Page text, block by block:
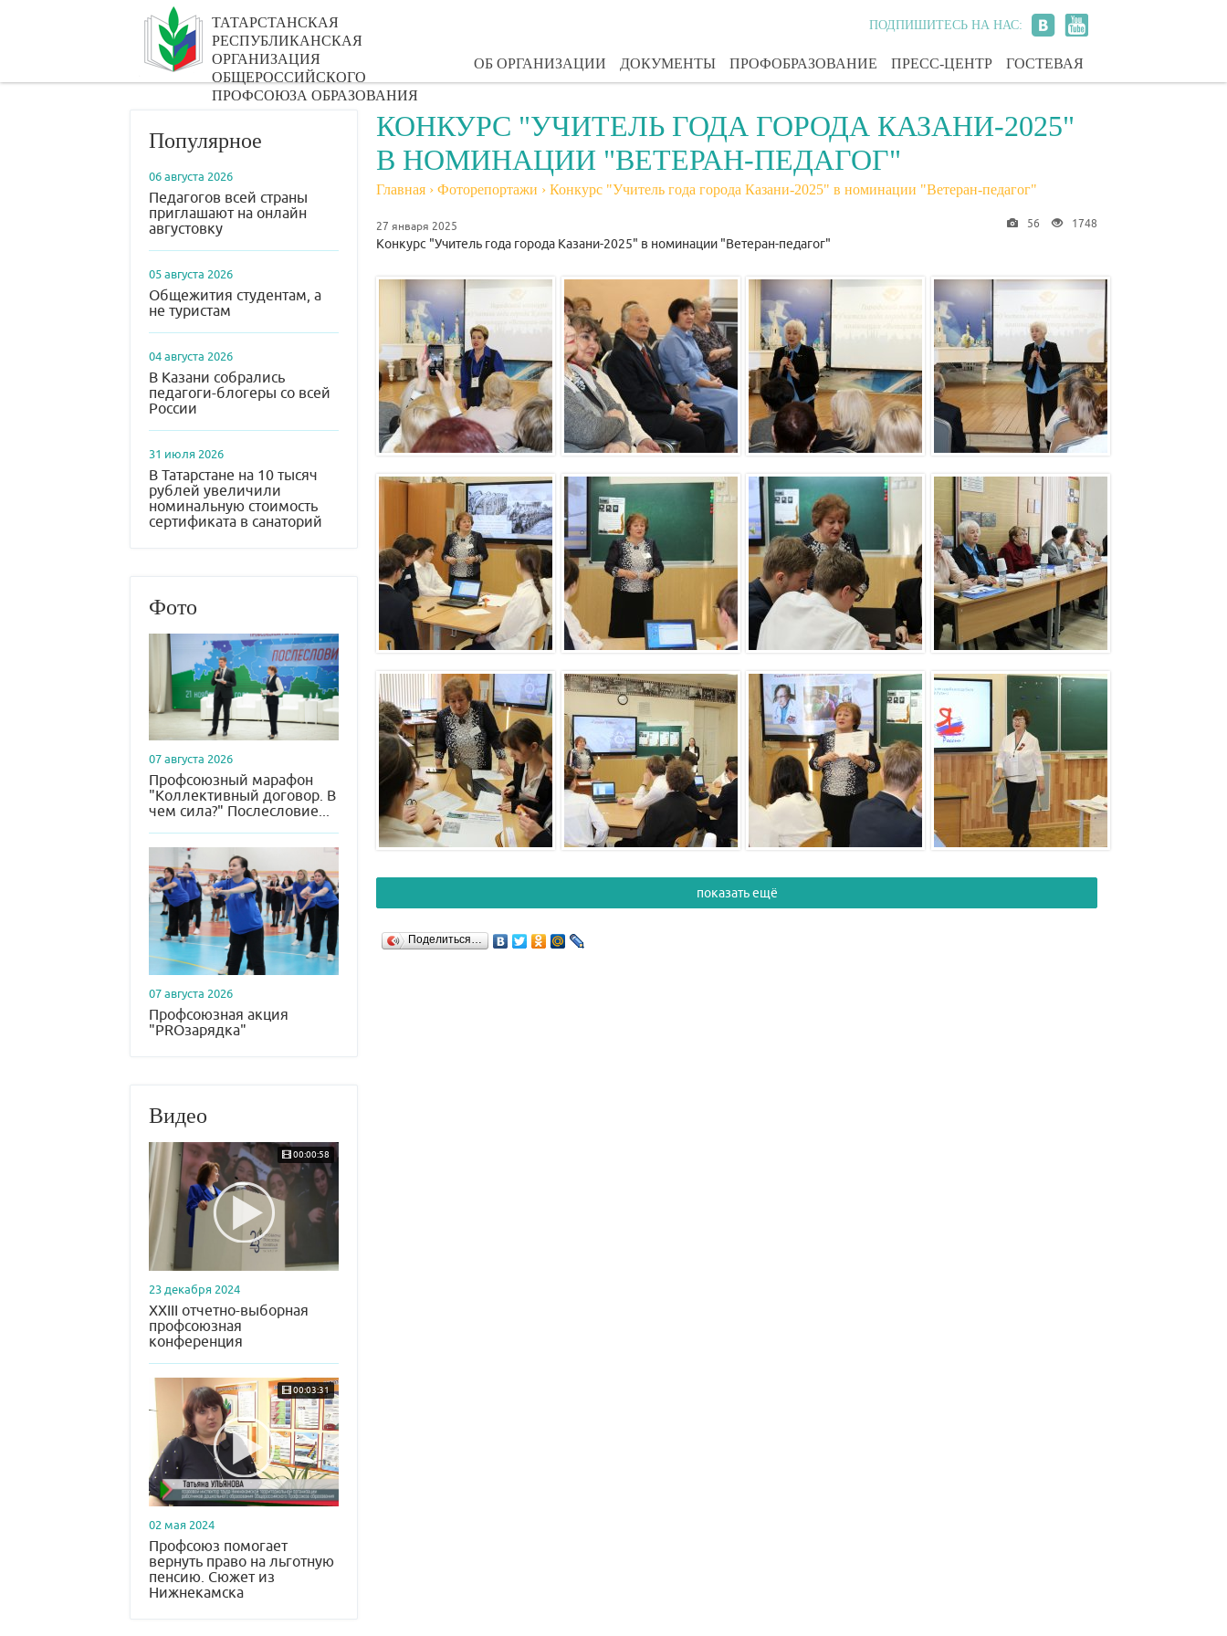
ТАТАРСТАНСКАЯ
РЕСПУБЛИКАНСКАЯ
ОРГАНИЗАЦИЯ
ОБЩЕРОССИЙСКОГО
ПРОФСОЮЗА ОБРАЗОВАНИЯ
ПОДПИШИТЕСЬ НА НАС:
ОБ ОРГАНИЗАЦИИ ДОКУМЕНТЫ ПРОФОБРАЗОВАНИЕ ПРЕСС-ЦЕНТР ГОСТЕВАЯ
Популярное
06 августа 2026
Педагогов всей страны
приглашают на онлайн
августовку
05 августа 2026
Общежития студентам, а
не туристам
04 августа 2026
В Казани собрались
педагоги-блогеры со всей
России
31 июля 2026
В Татарстане на 10 тысяч
рублей увеличили
номинальную стоимость
сертификата в санаторий
Фото
07 августа 2026
Профсоюзный марафон
"Коллективный договор. В
чем сила?" Послесловие...
07 августа 2026
Профсоюзная акция
"PROзарядка"
Видео
00:00:58
23 декабря 2024
XXIII отчетно-выборная
профсоюзная
конференция
00:03:31
02 мая 2024
Профсоюз помогает
вернуть право на льготную
пенсию. Сюжет из
Нижнекамска
КОНКУРС "УЧИТЕЛЬ ГОДА ГОРОДА КАЗАНИ-2025"
В НОМИНАЦИИ "ВЕТЕРАН-ПЕДАГОГ"
Главная › Фоторепортажи › Конкурс "Учитель года города Казани-2025" в номинации "Ветеран-педагог"
56 1748
27 января 2025
Конкурс "Учитель года города Казани-2025" в номинации "Ветеран-педагог"
показать ещё
Поделиться…